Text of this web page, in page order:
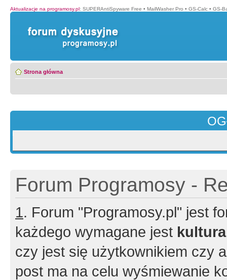
Aktualizacje na programosy.pl: SUPERAntiSpyware Free • MailWasher Pro • GS-Calc • GS-
Strona główna
Forum Programosy -
1. Forum "Programosy.pl" jest
każdego wymagane jest
czy jest się użytkownikiem czy
post ma na celu wyśmiewanie